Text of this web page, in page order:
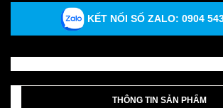
KẾT NỐI SỐ ZALO: 0904
THÔNG TIN SẢN PHẨM